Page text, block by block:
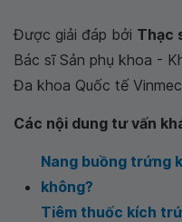
Được giải đáp bởi Thạc
Bác sĩ Sản phụ khoa -
Đa khoa Quốc tế
Các nội dung tư vấn
Nang buồng trứng
không?
Tiêm thuốc kích